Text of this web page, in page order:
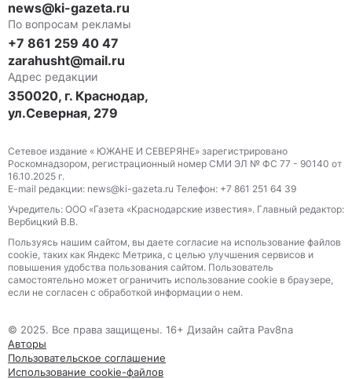
news@ki-gazeta.ru
По вопросам рекламы
+7 861 259 40 47
zarahusht@mail.ru
Адрес редакции
350020, г. Краснодар,
ул.Северная, 279
Сетевое издание « ЮЖАНЕ И СЕВЕРЯНЕ» зарегистрировано
Роскомнадзором, регистрационный номер СМИ ЭЛ № ФС 77 - 90140 от
16.10.2025 г.
E-mail редакции: news@ki-gazeta.ru Телефон: +7 861 251 64 39
Учредитель: ООО «Газета «Краснодарские известия». Главный редактор:
Вербицкий В.В.
Пользуясь нашим сайтом, вы даете согласие на использование файлов
сооkіе, таких как Яндекс Метрика, с целью улучшения сервисов и
повышения удобства пользования сайтом. Пользователь
самостоятельно может ограничить использование сооkіе в браузере,
если не согласен с обработкой информации о нем.
© 2025. Все права защищены. 16+ Дизайн сайта Pav8na
Авторы
Пользовательское соглашение
Использование cookie-файлов